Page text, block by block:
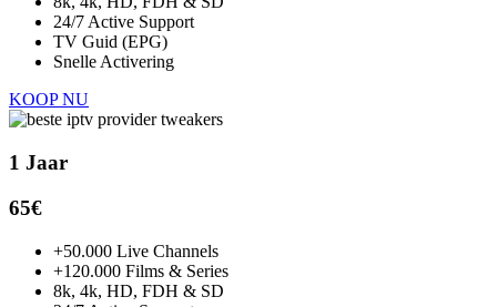
24/7 Active Support
TV Guid (EPG)
Snelle Activering
KOOP NU
1 Jaar
65€
+50.000 Live Channels
+120.000 Films & Series
8k, 4k, HD, FDH & SD